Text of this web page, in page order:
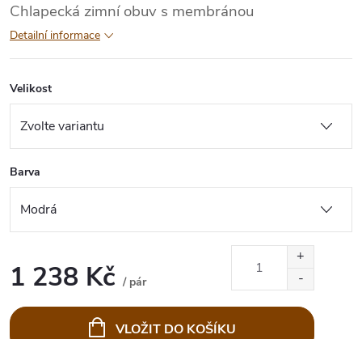
Chlapecká zimní obuv s membránou
Detailní informace
Velikost
Barva
1 238 Kč / pár
cena:
VLOŽIT DO KOŠÍKU